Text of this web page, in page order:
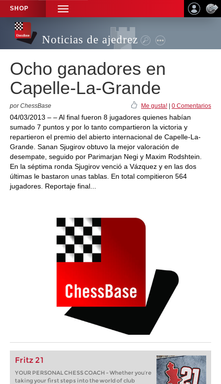
SHOP
TOGGLE
NAVIGATION
Noticias de ajedrez
Ocho ganadores en
Capelle-La-Grande
por ChessBase Me gusta! 0 Comentarios
04/03/2013 – – Al final fueron 8 jugadores quienes habían
sumado 7 puntos y por lo tanto compartieron la victoria y
repartieron el premio del abierto internacional de Capelle-La-
Grande. Sanan Sjugirov obtuvo la mejor valoración de
desempate, seguido por Parimarjan Negi y Maxim Rodshtein.
En la séptima ronda Sjugirov venció a Vázquez y en las dos
últimas le bastaron unas tablas. En total compitieron 564
jugadores. Reportaje final...
Fritz 21
YOUR PERSONAL CHESS COACH - Whether you’re
taking your first steps into the world of club